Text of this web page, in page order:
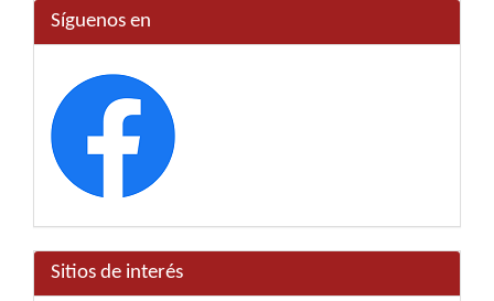
Síguenos en
Sitios de interés